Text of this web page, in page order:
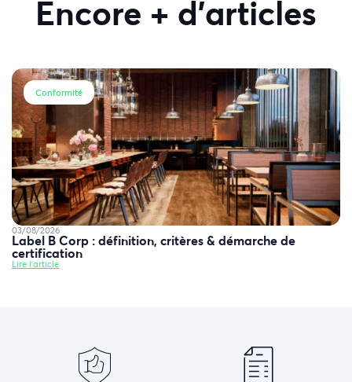
Encore + d'articles
Conformité
03/08/2026
Label B Corp : définition, critères & démarche de
certification
Lire l'article